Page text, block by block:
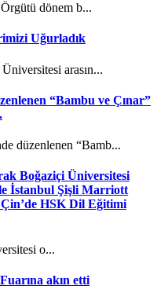
dönem b...
Uğurladık
arasın...
“Bambu ve Çınar”
düzenlenen “Bamb...
Boğaziçi Üniversitesi
İstanbul Şişli Marriott
Çin’de HSK Dil Eğitimi
o...
akın etti